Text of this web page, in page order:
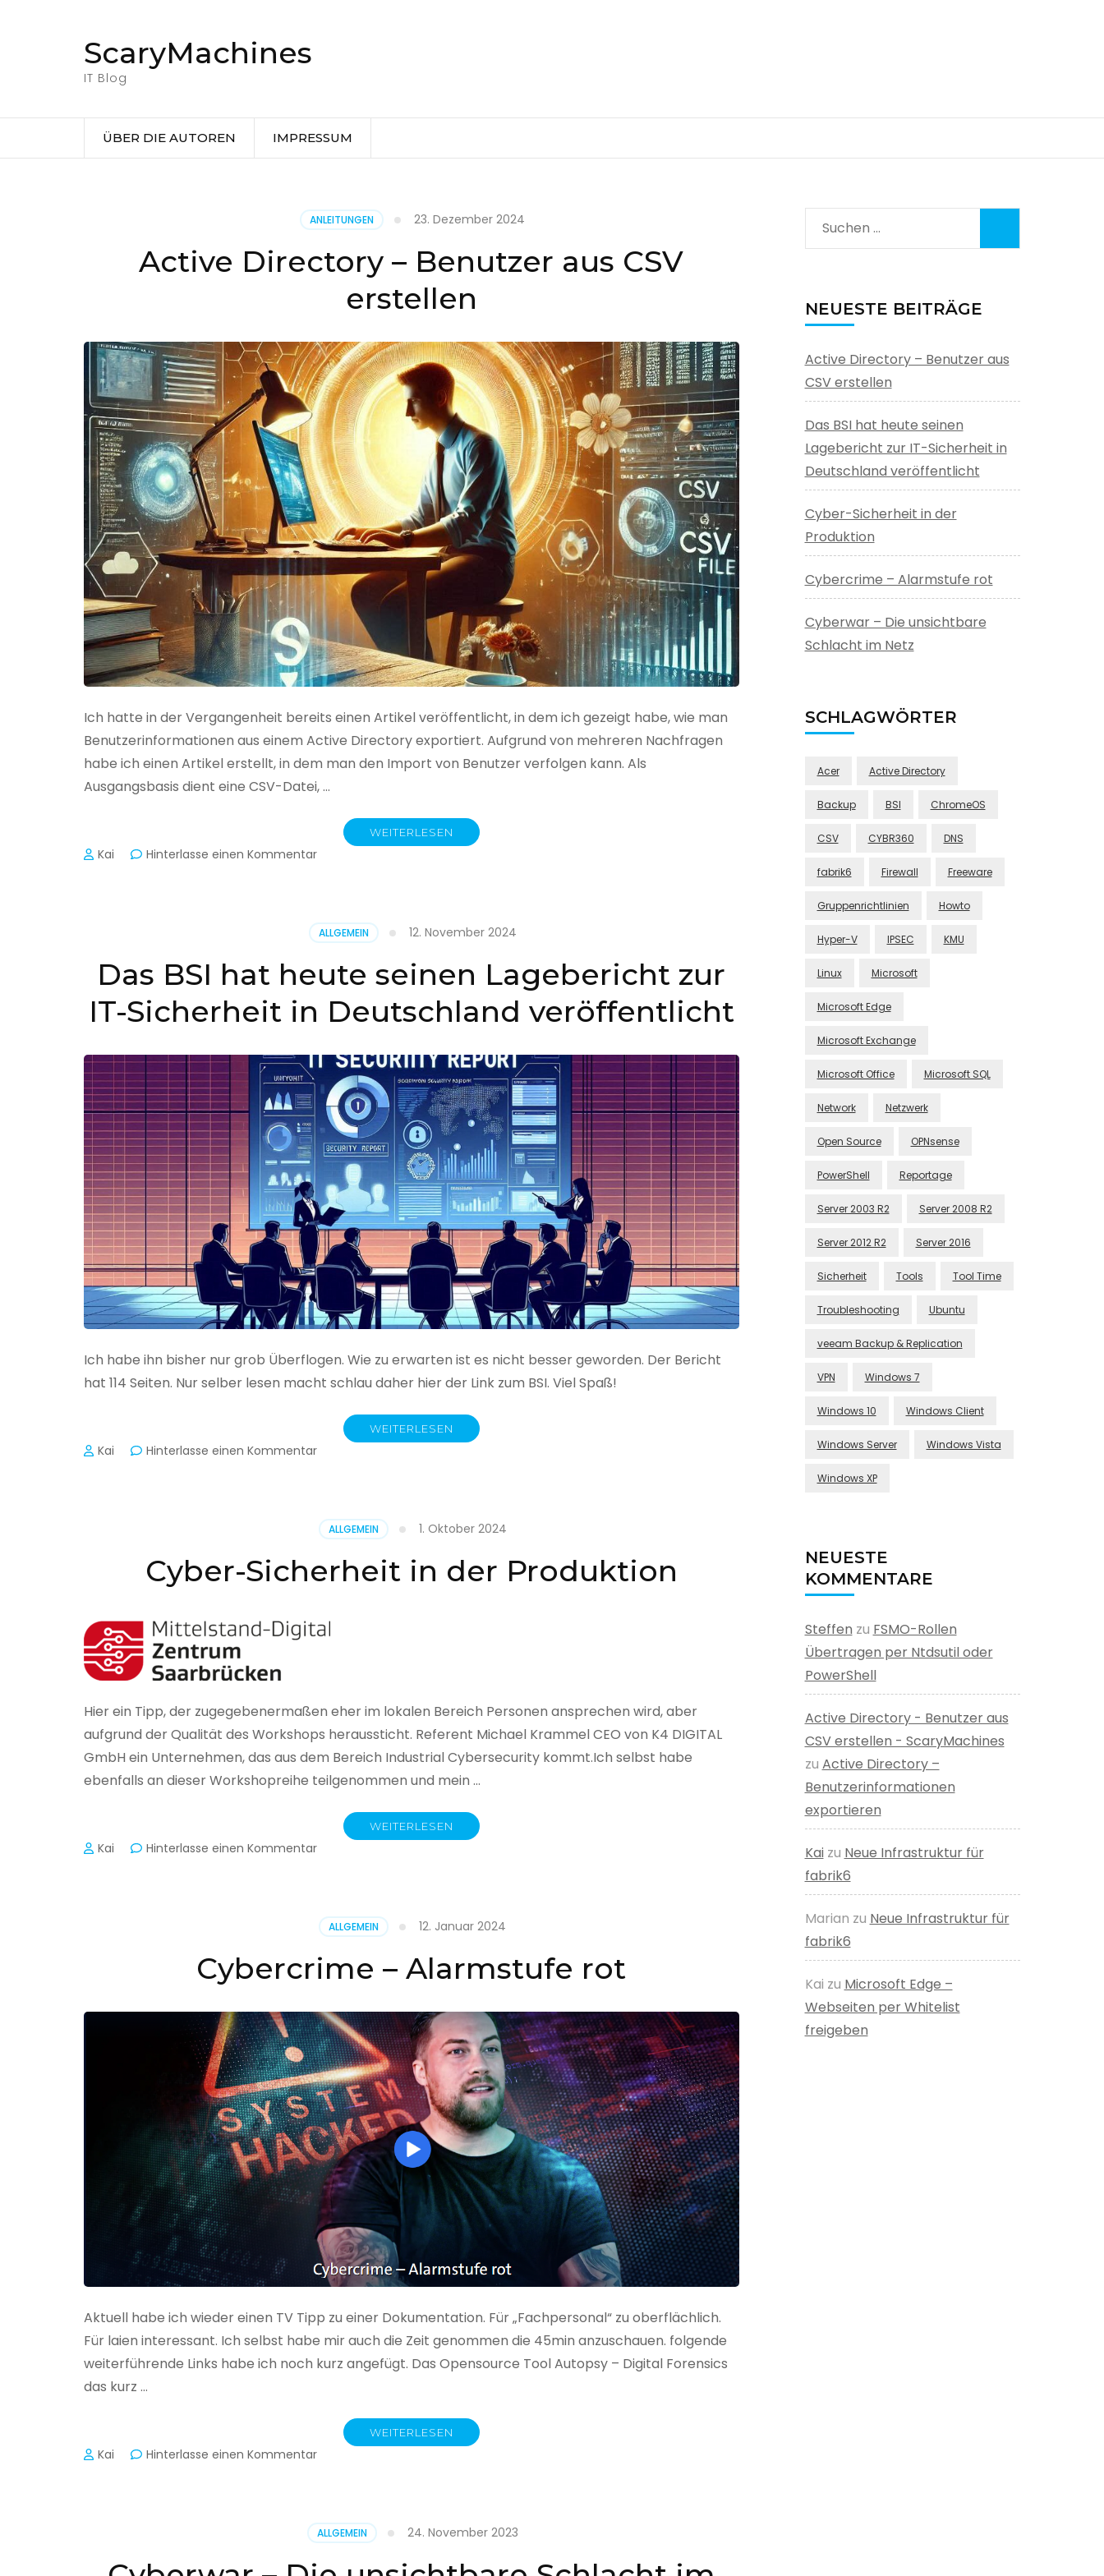
(Eingabetaste
ScaryMachines
IT Blog
ÜBER DIE AUTOREN IMPRESSUM
ANLEITUNGEN 23. Dezember 2024
Active Directory – Benutzer aus CSV
erstellen
Ich hatte in der Vergangenheit bereits einen Artikel veröffentlicht, in dem ich gezeigt habe, wie man
Benutzerinformationen aus einem Active Directory exportiert. Aufgrund von mehreren Nachfragen
habe ich einen Artikel erstellt, in dem man den Import von Benutzer verfolgen kann. Als
Ausgangsbasis dient eine CSV-Datei, …
WEITERLESEN
Kai Hinterlasse einen Kommentarzu
Benutzer
aus
erstellen
ALLGEMEIN 12. November 2024
Das BSI hat heute seinen Lagebericht zur
IT-Sicherheit in Deutschland veröffentlicht
Ich habe ihn bisher nur grob Überflogen. Wie zu erwarten ist es nicht besser geworden. Der Bericht
hat 114 Seiten. Nur selber lesen macht schlau daher hier der Link zum BSI. Viel Spaß!
WEITERLESEN
Kai Hinterlasse einen Kommentarzu
heute
seinen
zur
in
Deutschland
ALLGEMEIN 1. Oktober 2024
Cyber-Sicherheit in der Produktion
Hier ein Tipp, der zugegebenermaßen eher im lokalen Bereich Personen ansprechen wird, aber
aufgrund der Qualität des Workshops heraussticht. Referent Michael Krammel CEO von K4 DIGITAL
GmbH ein Unternehmen, das aus dem Bereich Industrial Cybersecurity kommt.Ich selbst habe
ebenfalls an dieser Workshopreihe teilgenommen und mein …
WEITERLESEN
Kai Hinterlasse einen Kommentarzu
der
Produktion
ALLGEMEIN 12. Januar 2024
Cybercrime – Alarmstufe rot
Aktuell habe ich wieder einen TV Tipp zu einer Dokumentation. Für „Fachpersonal“ zu oberflächlich.
Für laien interessant. Ich selbst habe mir auch die Zeit genommen die 45min anzuschauen. folgende
weiterführende Links habe ich noch kurz angefügt. Das Opensource Tool Autopsy – Digital Forensics
das kurz …
WEITERLESEN
Kai Hinterlasse einen Kommentarzu
rot
ALLGEMEIN 24. November 2023
Suchen
nach:
NEUESTE BEITRÄGE
Active Directory – Benutzer aus
CSV erstellen
Das BSI hat heute seinen
Lagebericht zur IT-Sicherheit in
Deutschland veröffentlicht
Cyber-Sicherheit in der
Produktion
Cybercrime – Alarmstufe rot
Cyberwar – Die unsichtbare
Schlacht im Netz
SCHLAGWÖRTER
Acer Active Directory
Backup BSI ChromeOS
CSV CYBR360 DNS
fabrik6 Firewall Freeware
Gruppenrichtlinien Howto
Hyper-V IPSEC KMU
Linux Microsoft
Microsoft Edge
Microsoft Exchange
Microsoft Office Microsoft SQL
Network Netzwerk
Open Source OPNsense
PowerShell Reportage
Server 2003 R2 Server 2008 R2
Server 2012 R2 Server 2016
Sicherheit Tools Tool Time
Troubleshooting Ubuntu
veeam Backup & Replication
VPN Windows 7
Windows 10 Windows Client
Windows Server Windows Vista
Windows XP
NEUESTE
KOMMENTARE
Steffen zu FSMO-Rollen
Übertragen per Ntdsutil oder
PowerShell
Active Directory - Benutzer aus
CSV erstellen - ScaryMachines
zu Active Directory –
Benutzerinformationen
exportieren
Kaizu Neue Infrastruktur für
fabrik6
Marian zu Neue Infrastruktur für
fabrik6
Kai zu Microsoft Edge –
Webseiten per Whitelist
freigeben